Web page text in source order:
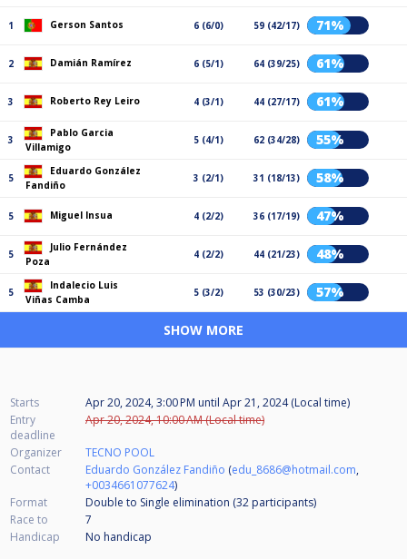
1 Gerson Santos 6 (6/0) 59 (42/17) 71%
2 Damián Ramírez 6 (5/1) 64 (39/25) 61%
3 Roberto Rey Leiro 4 (3/1) 44 (27/17) 61%
3
Pablo Garcia
Villamigo
5 (4/1) 62 (34/28) 55%
5
Eduardo González
Fandiño
3 (2/1) 31 (18/13) 58%
5 Miguel Insua 4 (2/2) 36 (17/19) 47%
5
Julio Fernández
Poza
4 (2/2) 44 (21/23) 48%
5
Indalecio Luis
Viñas Camba
5 (3/2) 53 (30/23) 57%
SHOW MORE
Starts Apr 20, 2024, 3:00 PM until Apr 21, 2024 (Local time)
Entry
deadline
Apr 20, 2024, 10:00 AM (Local time)
Organizer
TECNO POOL
Contact
Eduardo González Fandiño (edu_8686@hotmail.com,
+0034661077624)
Format
Double to Single elimination (32 participants)
Race to
7
Handicap
No handicap